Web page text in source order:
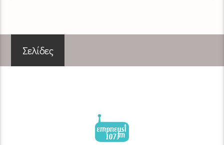
Σελίδες